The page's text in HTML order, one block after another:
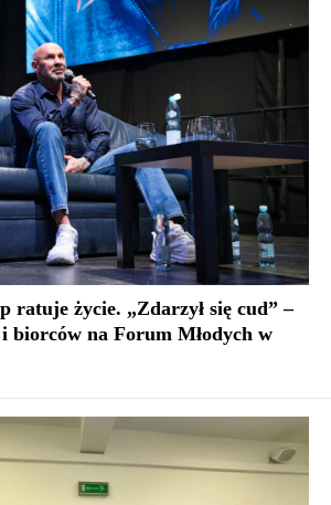
ratuje życie. „Zdarzył się cud” –
biorców na Forum Młodych w